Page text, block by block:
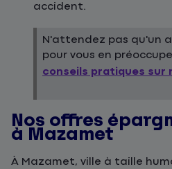
accident.
N'attendez pas qu'un
pour vous en
conseils pratiques sur
Nos offres
à Mazamet
À Mazamet, ville à taille